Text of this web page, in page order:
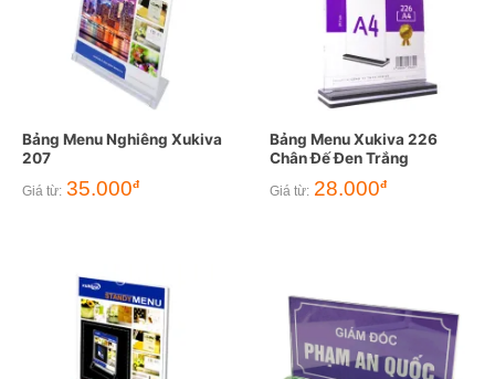
Bảng Menu Nghiêng Xukiva
207
Giá từ: 35.000đ
Bảng Menu Xukiva 226
Chân Đế Đen Trắng
Giá từ: 28.000đ